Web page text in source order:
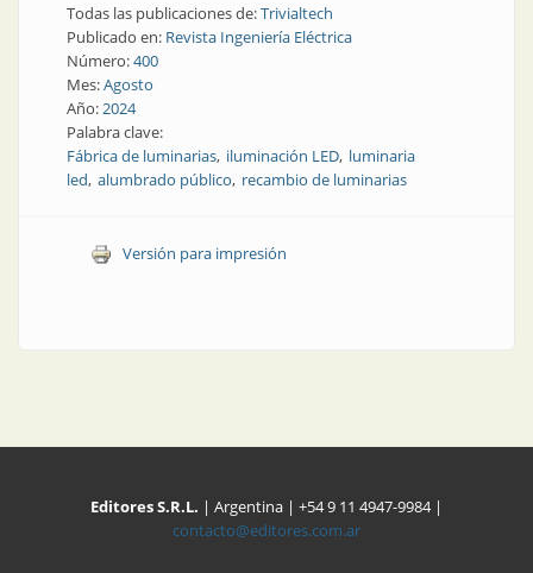
Todas las publicaciones de:Trivialtech
Publicado en: Revista Ingeniería Eléctrica
Número:400
Mes:Agosto
Año: 2024
Palabra clave:
Fábrica de luminarias iluminación LED luminaria
led alumbrado público recambio de luminarias
Versión para impresión
Editores S.R.L. | Argentina | +54 9 11 4947-9984 |
contacto@editores.com.ar